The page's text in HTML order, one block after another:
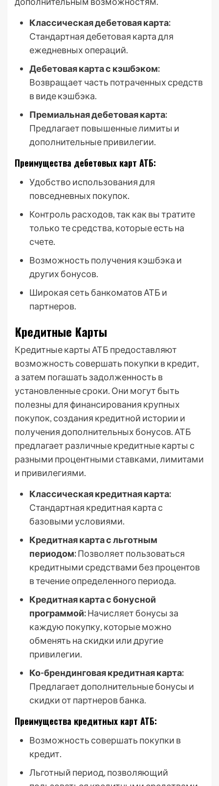
Классическая дебетовая карта:
Стандартная дебетовая карта для
ежедневных операций.
Дебетовая карта с кэшбэком:
Возвращает часть потраченных средств
в виде кэшбэка.
Премиальная дебетовая карта:
Предлагает повышенные лимиты и
дополнительные привилегии.
Преимущества дебетовых карт АТБ:
Удобство использования для
повседневных покупок.
Контроль расходов, так как вы тратите
только те средства, которые есть на
счете.
Возможность получения кэшбэка и
других бонусов.
Широкая сеть банкоматов АТБ и
партнеров.
Кредитные Карты
Кредитные карты АТБ предоставляют
возможность совершать покупки в кредит,
а затем погашать задолженность в
установленные сроки. Они могут быть
полезны для финансирования крупных
покупок, создания кредитной истории и
получения дополнительных бонусов. АТБ
предлагает различные кредитные карты с
разными процентными ставками, лимитами
и привилегиями.
Классическая кредитная карта:
Стандартная кредитная карта с
базовыми условиями.
Кредитная карта с льготным
периодом:Позволяет пользоваться
кредитными средствами без процентов
в течение определенного периода.
Кредитная карта с бонусной
программой:Начисляет бонусы за
каждую покупку, которые можно
обменять на скидки или другие
привилегии.
Ко-брендинговая кредитная карта:
Предлагает дополнительные бонусы и
скидки от партнеров банка.
Преимущества кредитных карт АТБ:
Возможность совершать покупки в
кредит.
Льготный период, позволяющий